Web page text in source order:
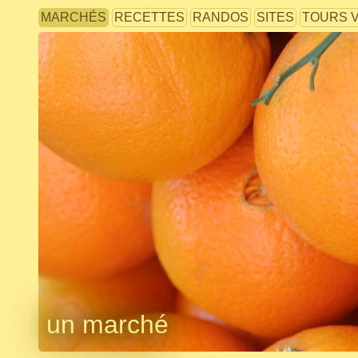
MARCHÉS RECETTES RANDOS SITES TOURS
un marché